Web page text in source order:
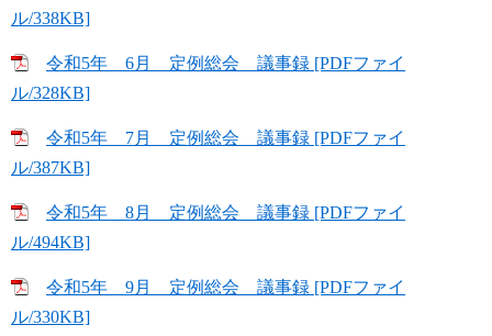
ル/338KB]
令和5年 6月 定例総会 議事録 [PDFファイ
ル/328KB]
令和5年 7月 定例総会 議事録 [PDFファイ
ル/387KB]
令和5年 8月 定例総会 議事録 [PDFファイ
ル/494KB]
令和5年 9月 定例総会 議事録 [PDFファイ
ル/330KB]